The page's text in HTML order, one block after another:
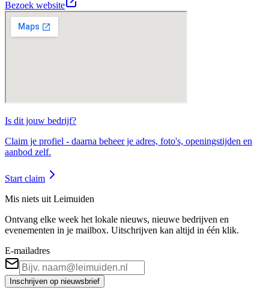
Bezoek website
Is dit jouw bedrijf?
Claim je profiel - daarna beheer je adres, foto's, openingstijden en
aanbod zelf.
Start claim
Mis niets uit Leimuiden
Ontvang elke week het lokale nieuws, nieuwe bedrijven en
evenementen in je mailbox. Uitschrijven kan altijd in één klik.
E-mailadres
Inschrijven op nieuwsbrief